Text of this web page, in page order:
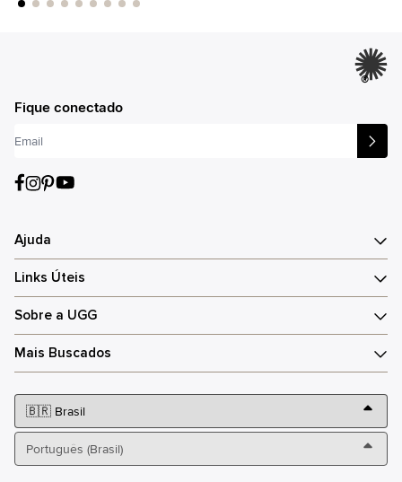
®
Fique conectado
Ajuda
Links Úteis
Sobre a UGG
Mais Buscados